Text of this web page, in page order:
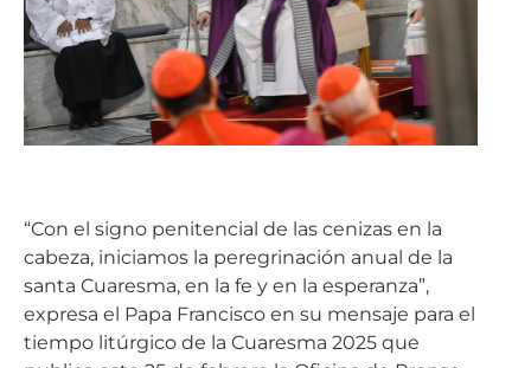
cabeza, iniciamos la peregrinación anual de la
santa Cuaresma, en la fe y en la esperanza”,
expresa el Papa Francisco en su mensaje para el
tiempo litúrgico de la Cuaresma 2025 que
publica este 25 de febrero la Oficina de Prensa